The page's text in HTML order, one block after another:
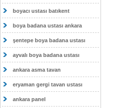
boyacı ustası batıkent
boya badana ustası ankara
şentepe boya badana ustası
ayvalı boya badana ustası
ankara asma tavan
eryaman gergi tavan ustası
ankara panel